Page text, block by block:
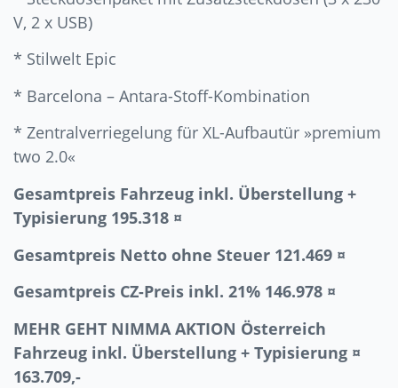
V, 2 x USB)
* Stilwelt Epic
* Barcelona – Antara-Stoff-Kombination
* Zentralverriegelung für XL-Aufbautür »premium
two 2.0«
Gesamtpreis Fahrzeug inkl. Überstellung +
Typisierung 195.318 ¤
Gesamtpreis Netto ohne Steuer 121.469 ¤
Gesamtpreis CZ-Preis inkl. 21% 146.978 ¤
MEHR GEHT NIMMA AKTION Österreich
Fahrzeug inkl. Überstellung + Typisierung ¤
163.709,-